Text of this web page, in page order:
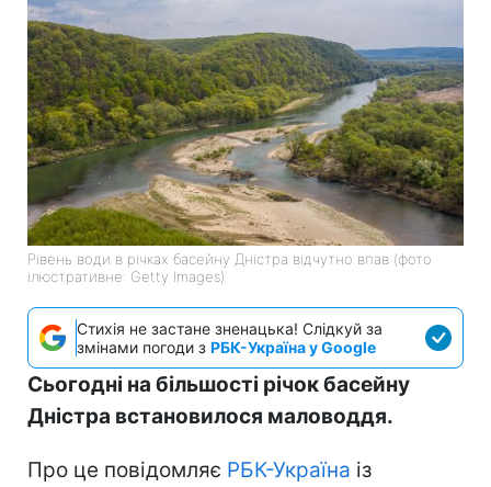
Рівень води в річках басейну Дністра відчутно впав (фото
ілюстративне: Getty Images)
Стихія не застане зненацька! Слідкуй за
змінами погоди з РБК-Україна у Google
Сьогодні на більшості річок басейну
Дністра встановилося маловоддя.
Про це повідомляє РБК-Україна із